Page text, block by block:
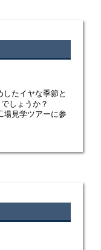
たイヤな季節と
でしょうか？
見学ツアーに参